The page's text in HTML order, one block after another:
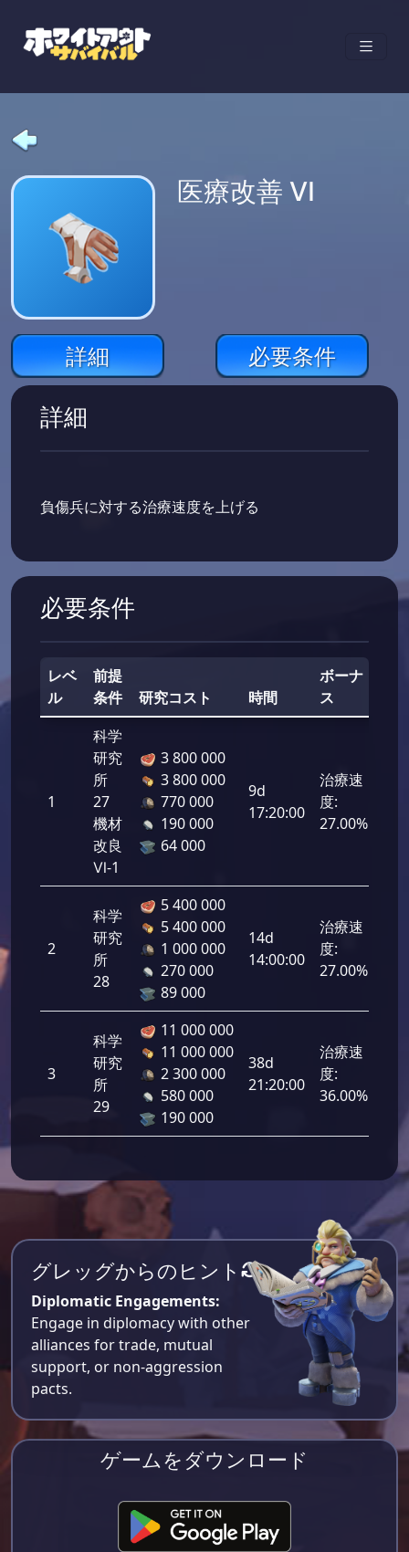
医療改善 Ⅵ
詳細 必要条件
詳細
負傷兵に対する治療速度を上げる
必要条件
レベ
ル
前提
条件
研究コスト 時間
ボーナ
ス
1
科学
研究
所
27
機材
改良
Ⅵ-1
3 800 000
3 800 000
770 000
190 000
64 000
9d
17:20:00
治療速
度:
27.00%
2
科学
研究
所
28
5 400 000
5 400 000
1 000 000
270 000
89 000
14d
14:00:00
治療速
度:
27.00%
3
科学
研究
所
29
11 000 000
11 000 000
2 300 000
580 000
190 000
38d
21:20:00
治療速
度:
36.00%
グレッグからのヒント
Diplomatic Engagements:
Engage in diplomacy with other
alliances for trade, mutual
support, or non-aggression
pacts.
ゲームをダウンロード